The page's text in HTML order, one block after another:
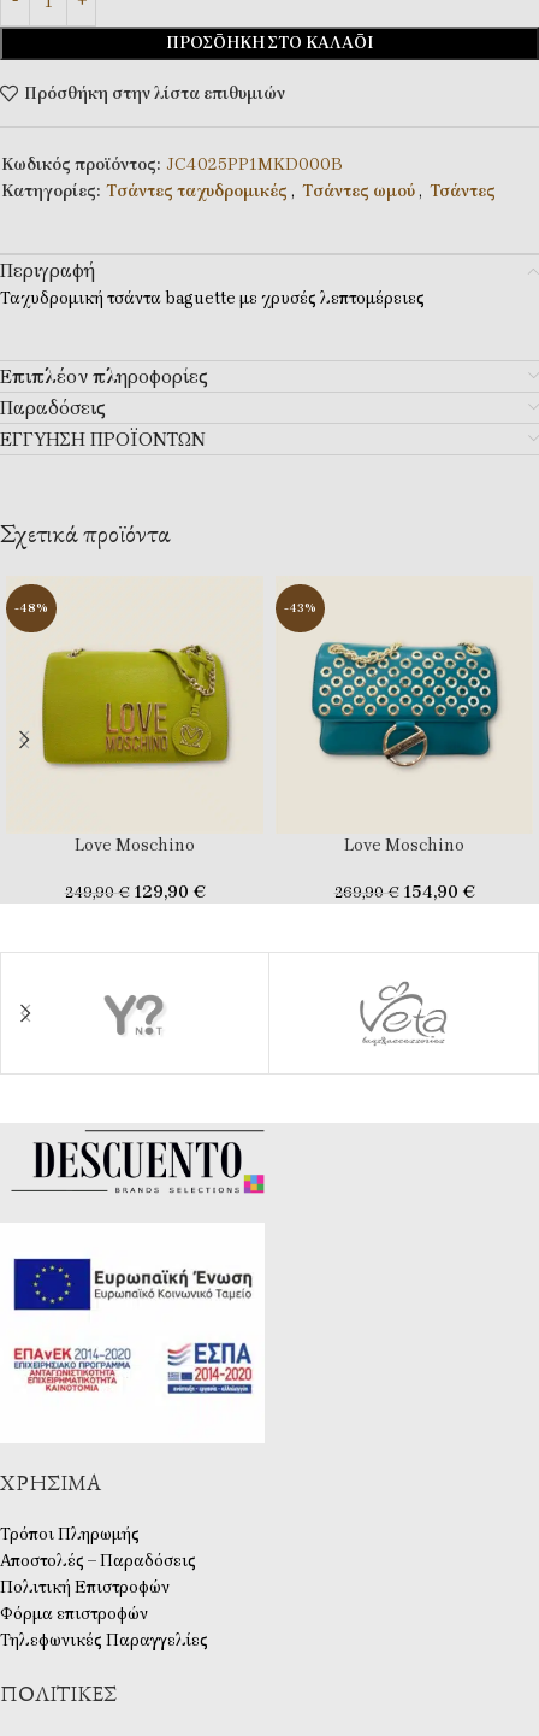
ΠΡΟΣΘΉΚΗ ΣΤΟ ΚΑΛΆΘΙ
Πρόσθήκη στην λίστα επιθυμιών
Κωδικός προϊόντος: JC4025PP1MKD000B
Κατηγορίες: Tσάντες ταχυδρομικές , Tσάντες ωμού, Τσάντες
Περιγραφή
Ταχυδρομική τσάντα baguette με χρυσές λεπτομέρειες
Επιπλέον πληροφορίες
Παραδόσεις
ΕΓΓΥΗΣΗ ΠΡΟΪΟΝΤΩΝ
Σχετικά προϊόντα
-48%
Love Moschino
249,90€ 129,90 €
-43%
Love Moschino
269,90€ 154,90 €
ΧΡΉΣΙΜΑ
Τρόποι Πληρωμής
Αποστολές – Παραδόσεις
Πολιτική Επιστροφών
Φόρμα επιστροφών
Τηλεφωνικές Παραγγελίες
ΠΟΛΙΤΙΚΈΣ